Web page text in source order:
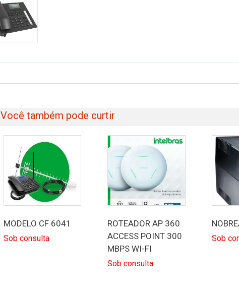
Você também pode curtir
MODELO CF 6041
Sob consulta
ROTEADOR AP 360
ACCESS POINT 300
MBPS WI-FI
Sob consulta
Sob